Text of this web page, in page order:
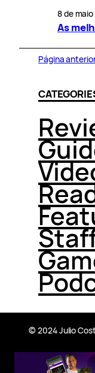
8 de maio
As
Página
© 2024 Julio